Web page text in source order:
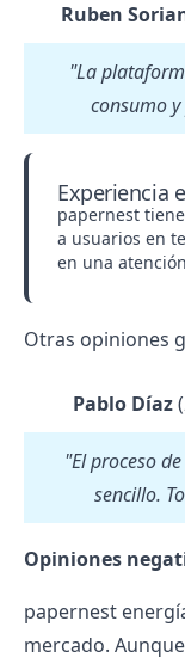
Ruben
"La
consumo
Experiencia
papernest
a usuarios en
en una
Otras opiniones
Pablo Díaz
"El proceso
sencillo.
Opiniones
papernest
mercado.